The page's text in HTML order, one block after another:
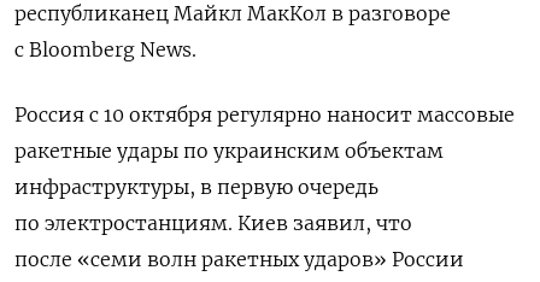
республиканец Майкл МакКол в разговоре
с Bloomberg News.
Россия с 10 октября регулярно наносит массовые
ракетные удары по украинским объектам
инфраструктуры, в первую очередь
по электростанциям. Киев заявил, что
после «семи волн ракетных ударов» России